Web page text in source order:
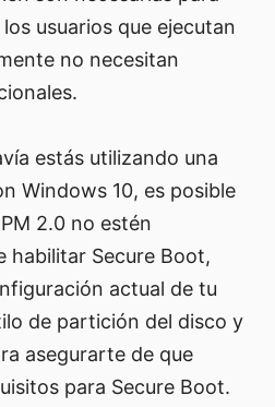
usuarios que ejecutan
no necesitan
estás utilizando una
Windows 10, es posible
2.0 no estén
habilitar Secure Boot,
actual de tu
de partición del disco y
asegurarte de que
para Secure Boot.